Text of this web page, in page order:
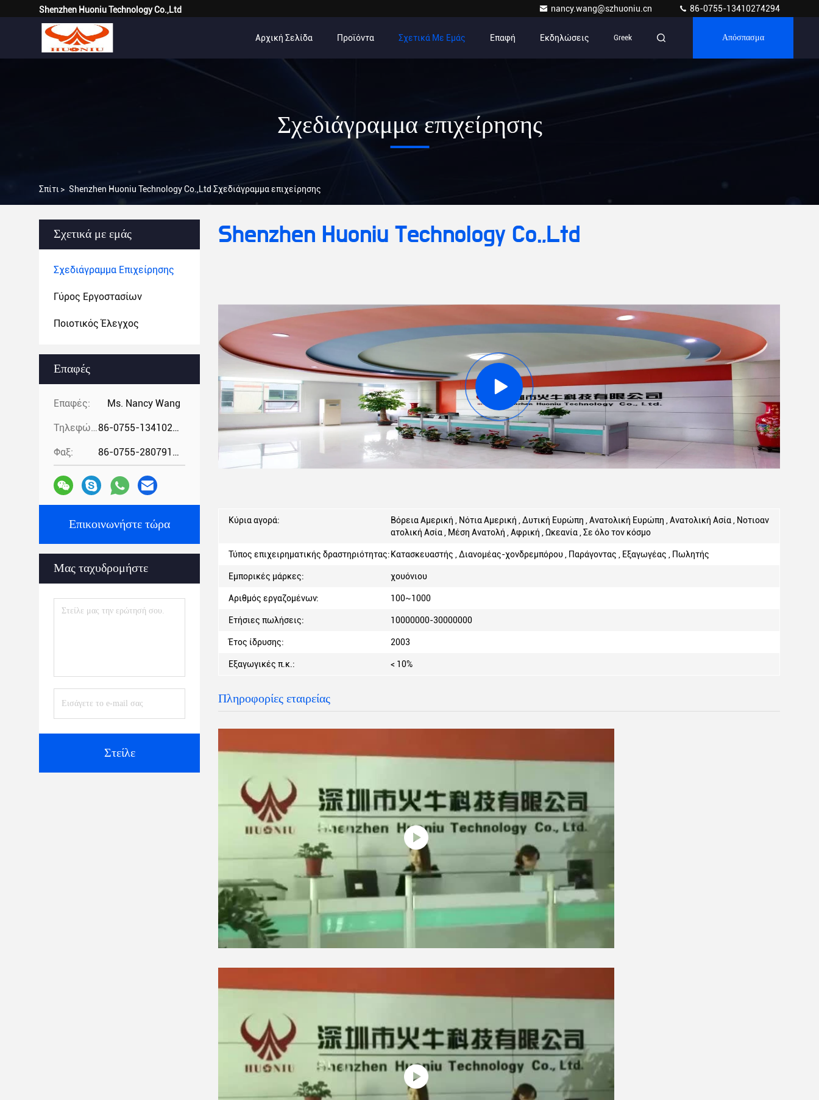
Shenzhen Huoniu Technology Co.,Ltd nancy.wang@szhuoniu.cn 86-0755-13410274294
Αρχική Σελίδα Προϊόντα Σχετικά Με Εμάς Επαφή Εκδηλώσεις Greek Απόσπασμα
Σχεδιάγραμμα επιχείρησης
Σπίτι > Shenzhen Huoniu Technology Co.,Ltd Σχεδιάγραμμα επιχείρησης
Σχετικά με εμάς
Σχεδιάγραμμα Επιχείρησης
Γύρος Εργοστασίων
Ποιοτικός Έλεγχος
Επαφές
Επαφές: Ms. Nancy Wang
Τηλεφώνημα: 86-0755-13410274294
Φαξ: 86-0755-28079166
Επικοινωνήστε τώρα
Μας ταχυδρομήστε
Στείλε
Shenzhen Huoniu Technology Co.,Ltd
Κύρια αγορά:
Βόρεια Αμερική , Νότια Αμερική , Δυτική Ευρώπη , Ανατολική Ευρώπη , Ανατολική Ασία , Νοτιοαν
ατολική Ασία , Μέση Ανατολή , Αφρική , Ωκεανία , Σε όλο τον κόσμο
Τύπος επιχειρηματικής δραστηριότητας: Κατασκευαστής , Διανομέας-χονδρεμπόρου , Παράγοντας , Εξαγωγέας , Πωλητής
Εμπορικές μάρκες: χουόνιου
Αριθμός εργαζομένων: 100~1000
Ετήσιες πωλήσεις: 10000000-30000000
Έτος ίδρυσης: 2003
Εξαγωγικές π.κ.: < 10%
Πληροφορίες εταιρείας